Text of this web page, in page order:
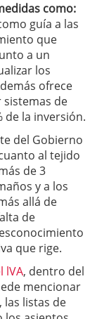
como:
guía a las
que
a un
los
ofrece
de
de la inversión.
del Gobierno
al tejido
de 3
y a los
allá de
de
que rige.
lVA, dentro del
mencionar
las listas de